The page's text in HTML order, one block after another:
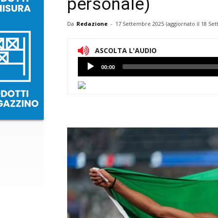
personale)
Da Redazione - 17 Settembre 2025 (aggiornato il 18
ASCOLTA L'AUDIO
Lettore
Audio
00:00